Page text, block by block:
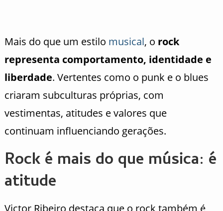
Mais do que um estilo musical, o rock
representa comportamento, identidade e
liberdade. Vertentes como o punk e o blues
criaram subculturas próprias, com
vestimentas, atitudes e valores que
continuam influenciando gerações.
Rock é mais do que música: é
atitude